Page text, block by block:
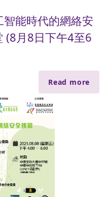
智能時代的網絡安
(8月8日下午4至6
Read more